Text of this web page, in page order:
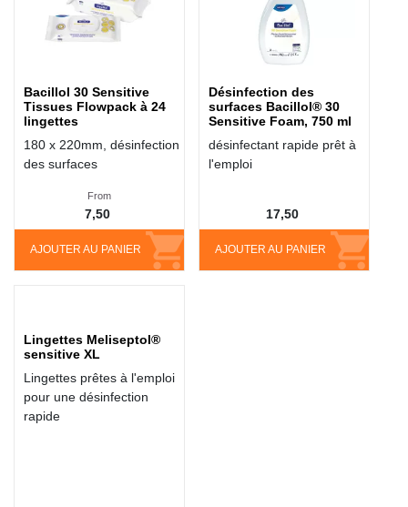
Bacillol 30 Sensitive
Tissues Flowpack à 24
lingettes
180 x 220mm, désinfection
des surfaces
AJOUTER AU PANIER
From
7,50
Désinfection des
surfaces Bacillol® 30
Sensitive Foam, 750 ml
désinfectant rapide prêt à
l'emploi
AJOUTER AU PANIER
17,50
Lingettes Meliseptol®
sensitive XL
Lingettes prêtes à l'emploi
pour une désinfection
rapide